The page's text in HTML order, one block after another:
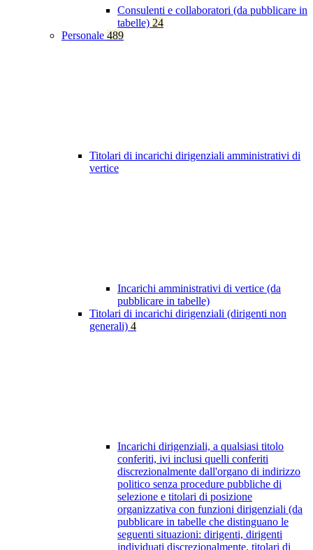
Consulenti e collaboratori (da pubblicare in
tabelle) 24
Personale 489
Titolari di incarichi dirigenziali amministrativi di
vertice
Incarichi amministrativi di vertice (da
pubblicare in tabelle)
Titolari di incarichi dirigenziali (dirigenti non
generali) 4
Incarichi dirigenziali, a qualsiasi titolo
conferiti, ivi inclusi quelli conferiti
discrezionalmente dall'organo di indirizzo
politico senza procedure pubbliche di
selezione e titolari di posizione
organizzativa con funzioni dirigenziali (da
pubblicare in tabelle che distinguano le
seguenti situazioni: dirigenti, dirigenti
individuati discrezionalmente, titolari di